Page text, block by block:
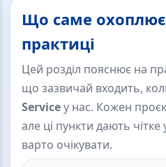
Що саме охоплює
практиці
Цей розділ пояснює на
що зазвичай входить,
Serviceу нас. Кожен
але ці пункти дають
варто очікувати.